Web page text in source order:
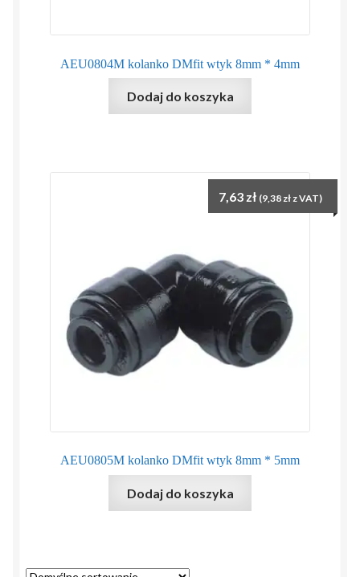
AEU0804M kolanko DMfit wtyk 8mm * 4mm
Dodaj do koszyka
AEU0805M kolanko DMfit wtyk 8mm * 5mm
7,63 zł (9,38 zł z VAT)
Dodaj do koszyka